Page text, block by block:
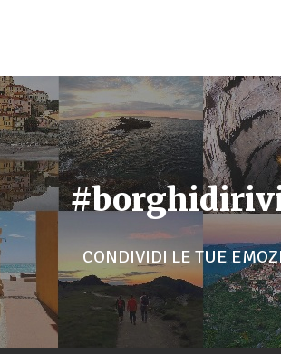
CONDIVIDI LE TUE